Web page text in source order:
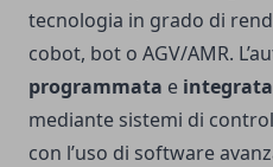
tecnologia in grado di
cobot, bot o AGV/AMR.
programmata e integrata
mediante sistemi di
con l’uso di software